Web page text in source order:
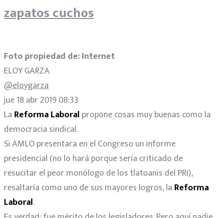
zapatos cuchos
Foto propiedad de: Internet
ELOY GARZA
@eloygarza
jue 18 abr 2019 08:33
La Reforma Laboral propone cosas muy buenas como la
democracia sindical.
Si AMLO presentara en el Congreso un informe
presidencial (no lo hará porque sería criticado de
resucitar el peor monólogo de los tlatoanis del PRI),
resaltaría como uno de sus mayores logros, la Reforma
Laboral.